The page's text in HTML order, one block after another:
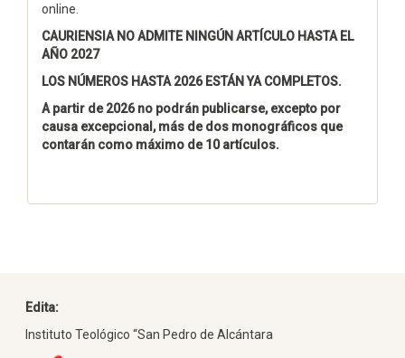
online.
CAURIENSIA NO ADMITE NINGÚN ARTÍCULO HASTA EL
AÑO 2027
LOS NÚMEROS HASTA 2026 ESTÁN YA COMPLETOS.
A partir de 2026 no podrán publicarse, excepto por
causa excepcional, más de dos monográficos que
contarán como máximo de 10 artículos.
Edita:
Instituto Teológico “San Pedro de Alcántara